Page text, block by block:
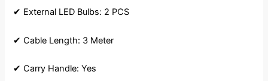
✔ External LED Bulbs: 2 PCS
✔ Cable Length: 3 Meter
✔ Carry Handle: Yes